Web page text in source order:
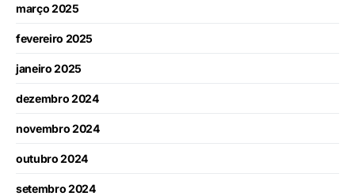
março 2025
fevereiro 2025
janeiro 2025
dezembro 2024
novembro 2024
outubro 2024
setembro 2024